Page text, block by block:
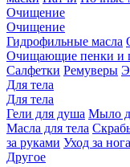
Очищение
Очищение
Гидрофильные масла
Очищающие пенки и
Салфетки Ремуверы
Для тела
Для тела
Гели для душа Мыло
Масла для тела
за руками Уход за
Другое